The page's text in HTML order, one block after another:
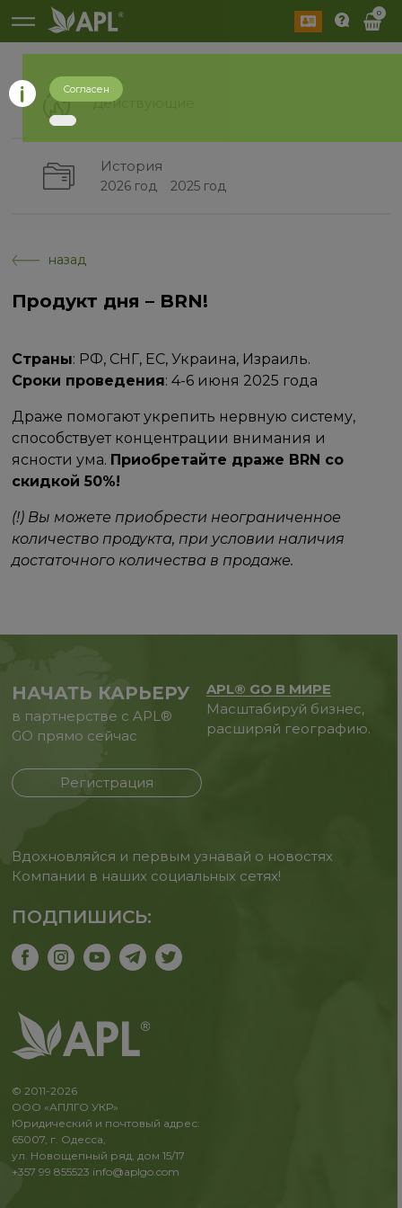
0
Действующие
История
2026 год 2025 год
назад
Продукт дня – BRN!
Страны: РФ, СНГ, ЕС, Украина, Израиль.
Сроки проведения: 4-6 июня 2025 года
Драже помогают укрепить нервную систему,
способствует концентрации внимания и
ясности ума. Приобретайте драже BRN со
скидкой 50%!
(!) Вы можете приобрести неограниченное
количество продукта, при условии наличия
достаточного количества в продаже.
НАЧАТЬ КАРЬЕРУ
в партнерстве с APL®
GO прямо сейчас
Регистрация
APL® GO В МИРЕ
Масштабируй бизнес,
расширяй географию.
Вдохновляйся и первым узнавай о новостях
Компании в наших социальных сетях!
ПОДПИШИСЬ:
© 2011-2026
ООО «АПЛГО УКР»
Юридический и почтовый адрес:
65007, г. Одесса,
ул. Новощепный ряд, дом 15/17
+357 99 855523 info@aplgo.com
Согласен